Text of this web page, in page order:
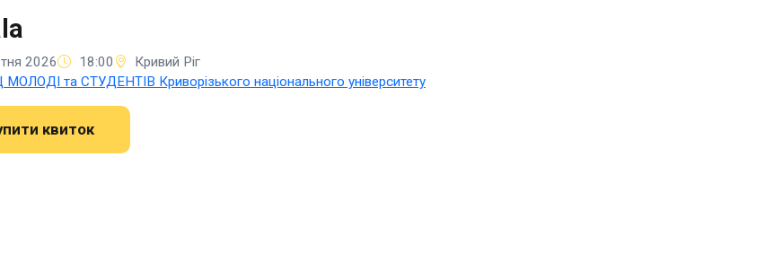
2026 18:00
Кривий Ріг
та СТУДЕНТІВ Криворізького національного університету
квиток